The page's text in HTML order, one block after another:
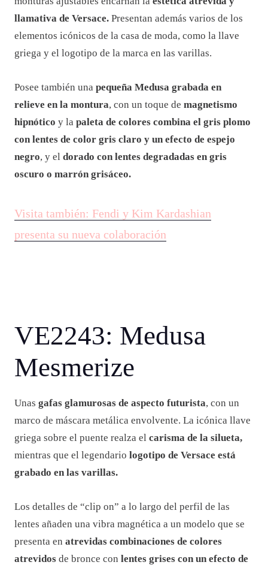
llamativa de Versace. Presentan además varios de los
elementos icónicos de la casa de moda, como la llave
griega y el logotipo de la marca en las varillas.
Posee también una pequeña Medusa grabada en
relieve en la montura, con un toque de magnetismo
hipnótico y la paleta de colores combina el gris plomo
con lentes de color gris claro y un efecto de espejo
negro, y el dorado con lentes degradadas en gris
oscuro o marrón grisáceo.
Visita también: Fendi y Kim Kardashian
presenta su nueva colaboración
VE2243: Medusa
Mesmerize
Unas gafas glamurosas de aspecto futurista, con un
marco de máscara metálica envolvente. La icónica llave
griega sobre el puente realza el carisma de la silueta,
mientras que el legendario logotipo de Versace está
grabado en las varillas.
Los detalles de “clip on” a lo largo del perfil de las
lentes añaden una vibra magnética a un modelo que se
presenta en atrevidas combinaciones de colores
atrevidos de bronce con lentes grises con un efecto de